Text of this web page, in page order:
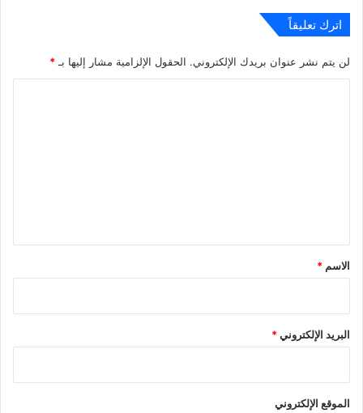
اترك تعليقاً
لن يتم نشر عنوان بريدك الإلكتروني. الحقول الإلزامية مشار إليها بـ*
*
الاسم *
البريد الإلكتروني*
الموقع الإلكتروني